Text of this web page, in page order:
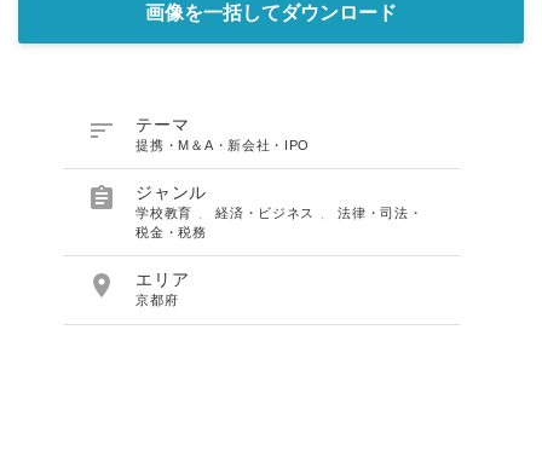
画像を一括してダウンロード
 テーマ
提携・M＆A・新会社・IPO
 ジャンル
学校教育 、経済・ビジネス 、法律・司法・
税金・税務
 エリア
京都府